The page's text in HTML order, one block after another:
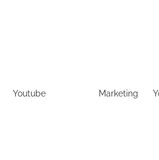
Youtube Marketing